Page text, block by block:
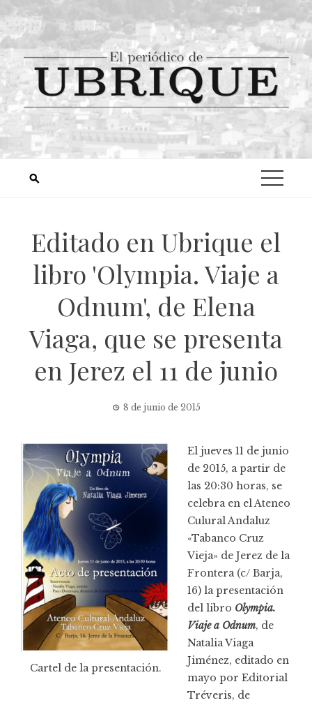
Editado en Ubrique el
libro 'Olympia. Viaje a
Odnum', de Elena
Viaga, que se presenta
en Jerez el 11 de junio
8 de junio de 2015
Cartel de la presentación.
El jueves 11 de junio
de 2015, a partir de
las 20:30 horas, se
celebra en el Ateneo
Culural Andaluz
«Tabanco Cruz
Vieja» de Jerez de la
Frontera (c/ Barja,
16) la presentación
del libro Olympia.
Viaje a Odnum, de
Natalia Viaga
Jiménez, editado en
mayo por Editorial
Tréveris, de